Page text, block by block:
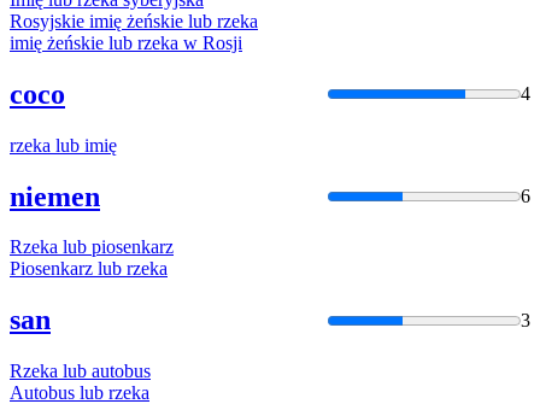
Rosyjskie imię żeńskie lub rzeka
imię żeńskie lub rzeka w Rosji
coco 4
rzeka lub imię
niemen 6
Rzeka lub piosenkarz
Piosenkarz lub rzeka
san 3
Rzeka lub autobus
Autobus lub rzeka